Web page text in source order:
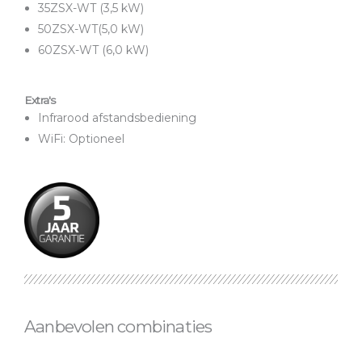
35ZSX-WT (3,5 kW)
50ZSX-WT(5,0 kW)
60ZSX-WT (6,0 kW)
Extra's
Infrarood afstandsbediening
WiFi: Optioneel
Aanbevolen combinaties